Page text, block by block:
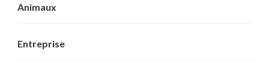
Animaux
Entreprise